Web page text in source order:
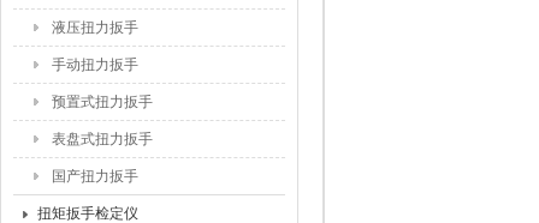
液压扭力扳手
手动扭力扳手
预置式扭力扳手
表盘式扭力扳手
国产扭力扳手
扭矩扳手检定仪